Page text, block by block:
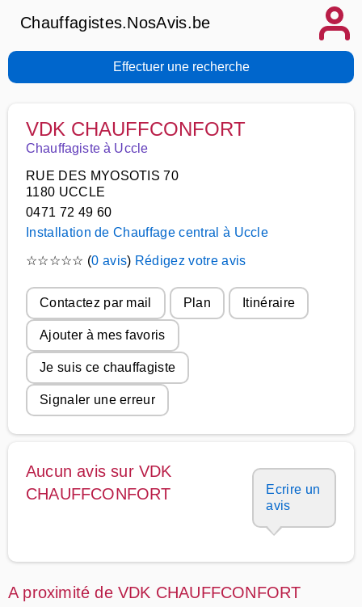
Chauffagistes.NosAvis.be
Effectuer une recherche
VDK CHAUFFCONFORT
Chauffagiste à Uccle
RUE DES MYOSOTIS 70
1180 UCCLE
0471 72 49 60
Installation de Chauffage central à Uccle
☆☆☆☆☆ (0 avis) Rédigez votre avis
Contactez par mail Plan Itinéraire
Ajouter à mes favoris
Je suis ce chauffagiste
Signaler une erreur
Aucun avis sur VDK
CHAUFFCONFORT
Ecrire un
avis
A proximité de VDK CHAUFFCONFORT